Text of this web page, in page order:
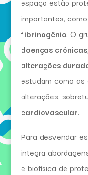
importantes, como
fibrinogênio. O
doenças crônicas
alterações
estudam como as
alterações,
cardiovascular.
Para desvendar
integra
e biofísica de